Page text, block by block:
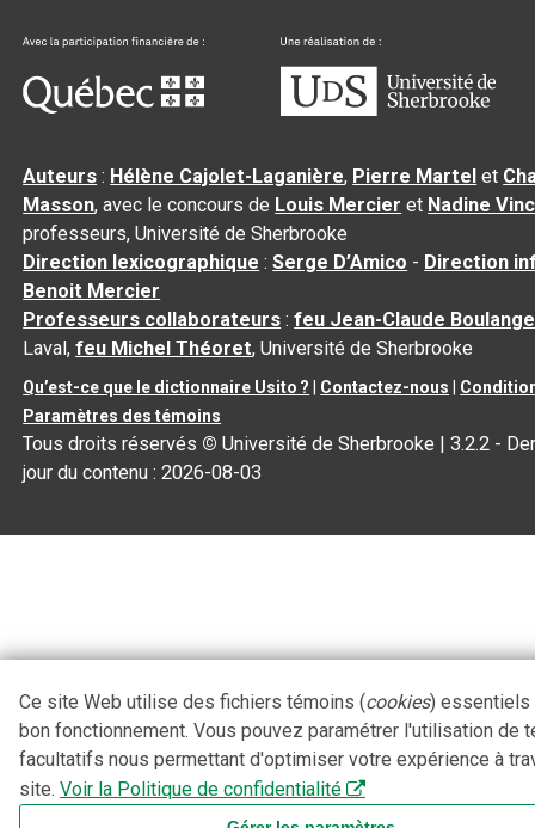
Auteurs : Hélène Cajolet-Laganière, Pierre Martel et
Masson, avec le concours de Louis Mercier et Nadine
professeurs, Université de Sherbrooke
Direction lexicographique :Serge D’Amico - Direction
Benoit Mercier
Professeurs collaborateurs :feu Jean-Claude
Laval,feu Michel Théoret, Université de Sherbrooke
Qu’est-ce que le dictionnaire Usito ? Contactez-nous
Paramètres des témoins
Tous droits réservés © Université de Sherbrooke |3.2.2 -
jour du contenu :2026-08-03
Ce site Web utilise des fichiers témoins (cookies) essentiels
bon fonctionnement. Vous pouvez paramétrer l'utilisation de
facultatifs nous permettant d'optimiser votre expérience à
site. Voir la Politique de confidentialité